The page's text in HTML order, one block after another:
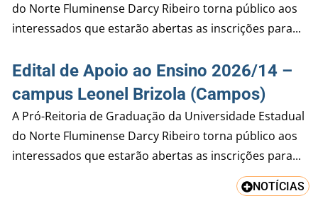
do Norte Fluminense Darcy Ribeiro torna público aos
interessados que estarão abertas as inscrições para...
Edital de Apoio ao Ensino 2026/14 –
campus Leonel Brizola (Campos)
A Pró-Reitoria de Graduação da Universidade Estadual
do Norte Fluminense Darcy Ribeiro torna público aos
interessados que estarão abertas as inscrições para...
NOTÍCIAS